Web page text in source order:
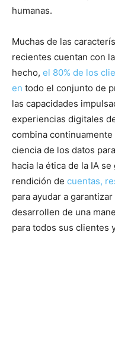
humanas.
Muchas de las
recientes cuentan con
hecho, el 80% de los
en todo el conjunto de
las capacidades
experiencias digitales
combina
ciencia de los datos
hacia la ética de la IA
rendición de cuentas,
para ayudar a
desarrollen de una
para todos sus clientes